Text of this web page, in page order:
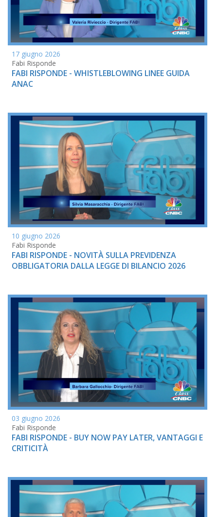
17 giugno 2026
Fabi Risponde
FABI RISPONDE - WHISTLEBLOWING LINEE GUIDA
ANAC
10 giugno 2026
Fabi Risponde
FABI RISPONDE - NOVITÀ SULLA PREVIDENZA
OBBLIGATORIA DALLA LEGGE DI BILANCIO 2026
03 giugno 2026
Fabi Risponde
FABI RISPONDE - BUY NOW PAY LATER, VANTAGGI E
CRITICITÀ